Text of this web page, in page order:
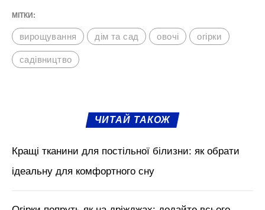
МІТКИ:
вирощування дім та сад овочі огірки
садівництво
ЧИТАЙ ТАКОЖ
Кращі тканини для постільної білизни: як обрати
ідеальну для комфортного сну